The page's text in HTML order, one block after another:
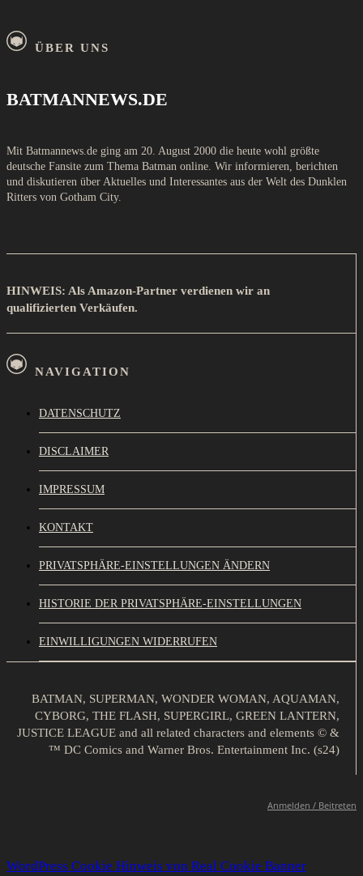
ÜBER UNS
BATMANNEWS.DE
Mit Batmannews.de ging am 20. August 2000 die heute wohl größte
deutsche Fansite zum Thema Batman online. Wir informieren, berichten
und diskutieren über Aktuelles und Interessantes aus der Welt des Dunklen
Ritters von Gotham City.
HINWEIS: Als Amazon-Partner verdienen wir an
qualifizierten Verkäufen.
NAVIGATION
DATENSCHUTZ
DISCLAIMER
IMPRESSUM
KONTAKT
PRIVATSPHÄRE-EINSTELLUNGEN ÄNDERN
HISTORIE DER PRIVATSPHÄRE-EINSTELLUNGEN
EINWILLIGUNGEN WIDERRUFEN
BATMAN, SUPERMAN, WONDER WOMAN, AQUAMAN,
CYBORG, THE FLASH, SUPERGIRL, GREEN LANTERN,
JUSTICE LEAGUE and all related characters and elements © &
™ DC Comics and Warner Bros. Entertainment Inc. (s24)
Anmelden / Beitreten
WordPress Cookie Hinweis von Real Cookie Banner